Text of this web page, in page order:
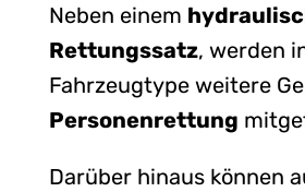
Neben einem
Rettungssatz, werden
Fahrzeugtype weitere
Personenrettung
Darüber hinaus können